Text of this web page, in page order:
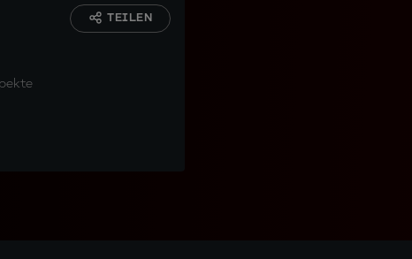
TEILEN